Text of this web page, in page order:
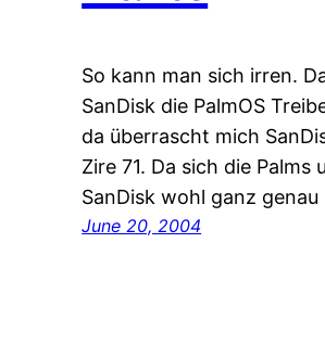
So kann man sich irren.
SanDisk die PalmOS
da überrascht mich
Zire 71. Da sich die
SanDisk wohl ganz
June 20, 2004